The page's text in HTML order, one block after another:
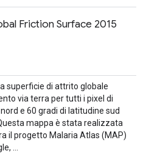
Friction Surface 2015
superficie di attrito globale
via terra per tutti i pixel di
e 60 gradi di latitudine sud
mappa è stata realizzata
il progetto Malaria Atlas (MAP)
…